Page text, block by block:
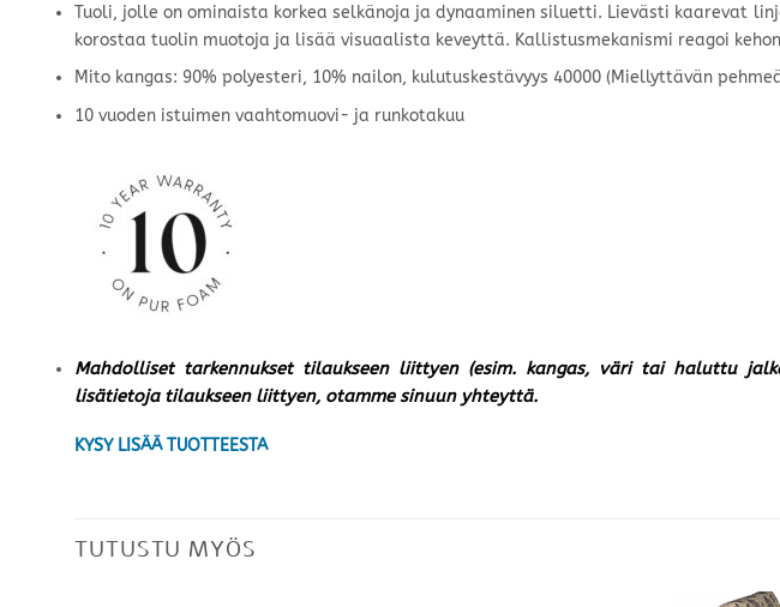
Tuoli, jolle on ominaista korkea selkänoja ja dynaaminen siluetti. Lievästi kaarevat
korostaa tuolin muotoja ja lisää visuaalista keveyttä. Kallistusmekanismi reagoi
Mito kangas: 90% polyesteri, 10% nailon, kulutuskestävyys 40000 (Miellyttävän
10 vuoden istuimen vaahtomuovi- ja runkotakuu
Mahdolliset tarkennukset tilaukseen liittyen (esim. kangas, väri tai haluttu
lisätietoja tilaukseen liittyen, otamme sinuun yhteyttä.
KYSY LISÄÄ TUOTTEESTA
TUTUSTU MYÖS